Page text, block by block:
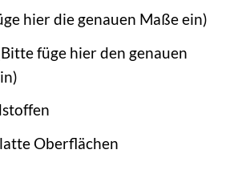
hier die genauen Maße ein)
füge hier den genauen
Oberflächen